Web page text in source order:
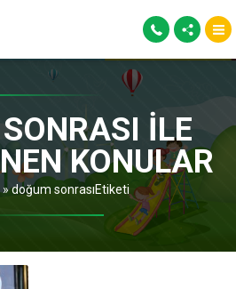
ILE
KONULAR
»doğum sonrasıEtiketi